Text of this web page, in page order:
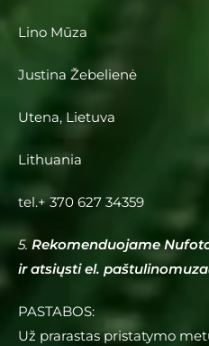
Lino Mūza
Justina Žebelienė
Utena, Lietuva
Lithuania
tel.+ 370 627 34359
5. Rekomenduojame
ir atsiųsti el. paštu
PASTABOS:
Už prarastas pristatymo